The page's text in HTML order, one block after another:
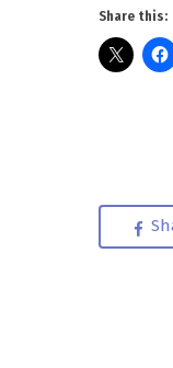
Share this: